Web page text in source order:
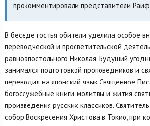
прокомментировали представители
В беседе гостья обители уделила особое
переводческой и просветительской
равноапостольного Николая. Будущий
занимался подготовкой проповедников и
переводил на японский язык Священное
богослужебные книги, молитвы и жития
произведения русских классиков.
собор Воскресения Христова в Токио, при